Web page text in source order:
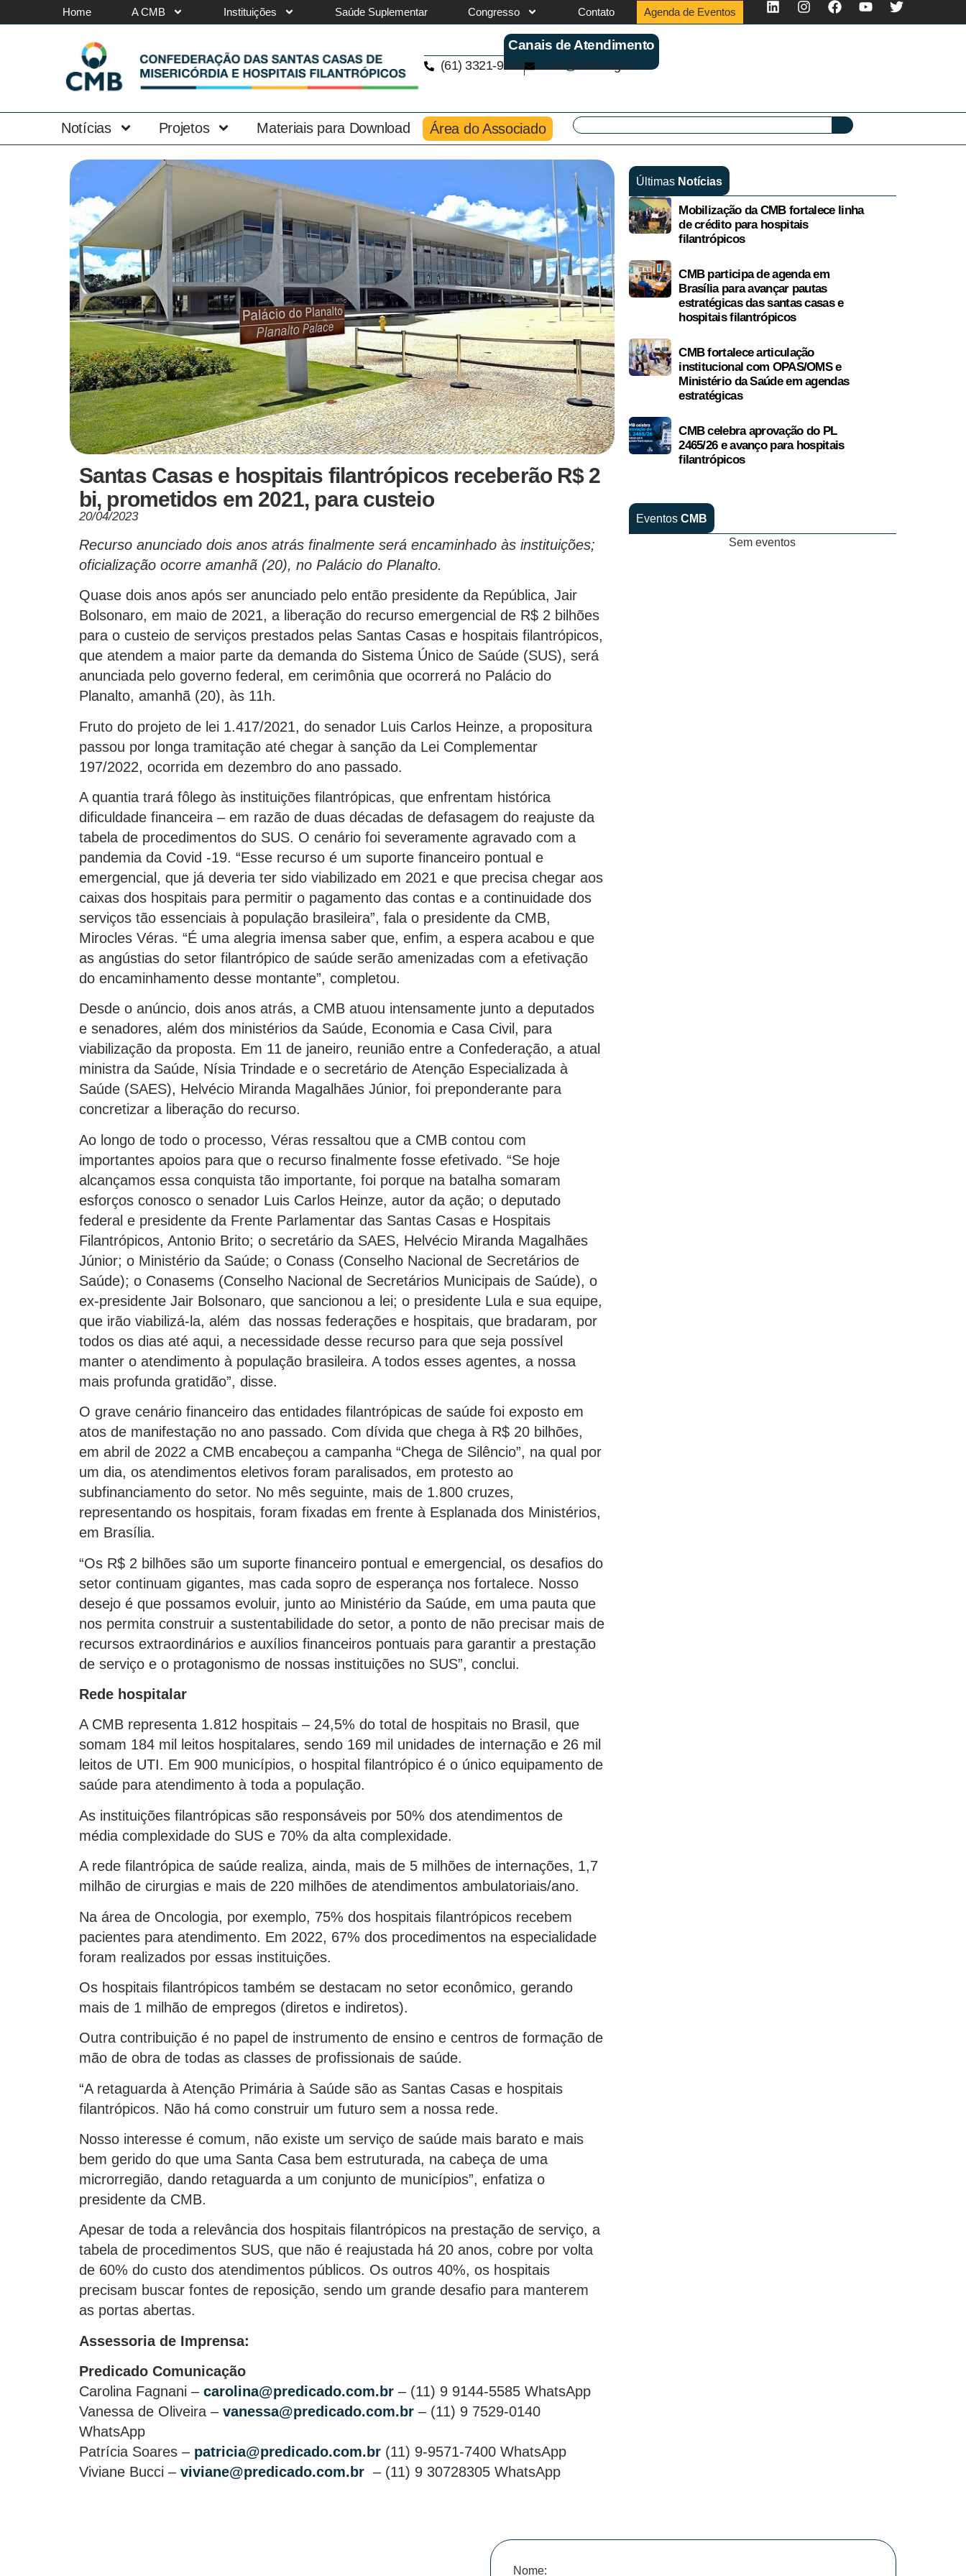
Home A CMB Instituições Saúde Suplementar Congresso Contato Agenda de Eventos
Canais de Atendimento
(61) 3321-9563 cmb@cmb.org.br
Notícias Projetos Materiais para Download Área do Associado
Santas Casas e hospitais filantrópicos receberão R$ 2
bi, prometidos em 2021, para custeio
20/04/2023
Recurso anunciado dois anos atrás finalmente será encaminhado às instituições;
oficialização ocorre amanhã (20), no Palácio do Planalto.
Quase dois anos após ser anunciado pelo então presidente da República, Jair
Bolsonaro, em maio de 2021, a liberação do recurso emergencial de R$ 2 bilhões
para o custeio de serviços prestados pelas Santas Casas e hospitais filantrópicos,
que atendem a maior parte da demanda do Sistema Único de Saúde (SUS), será
anunciada pelo governo federal, em cerimônia que ocorrerá no Palácio do
Planalto, amanhã (20), às 11h.
Fruto do projeto de lei 1.417/2021, do senador Luis Carlos Heinze, a propositura
passou por longa tramitação até chegar à sanção da Lei Complementar
197/2022, ocorrida em dezembro do ano passado.
A quantia trará fôlego às instituições filantrópicas, que enfrentam histórica
dificuldade financeira – em razão de duas décadas de defasagem do reajuste da
tabela de procedimentos do SUS. O cenário foi severamente agravado com a
pandemia da Covid -19. “Esse recurso é um suporte financeiro pontual e
emergencial, que já deveria ter sido viabilizado em 2021 e que precisa chegar aos
caixas dos hospitais para permitir o pagamento das contas e a continuidade dos
serviços tão essenciais à população brasileira”, fala o presidente da CMB,
Mirocles Véras. “É uma alegria imensa saber que, enfim, a espera acabou e que
as angústias do setor filantrópico de saúde serão amenizadas com a efetivação
do encaminhamento desse montante”, completou.
Desde o anúncio, dois anos atrás, a CMB atuou intensamente junto a deputados
e senadores, além dos ministérios da Saúde, Economia e Casa Civil, para
viabilização da proposta. Em 11 de janeiro, reunião entre a Confederação, a atual
ministra da Saúde, Nísia Trindade e o secretário de Atenção Especializada à
Saúde (SAES), Helvécio Miranda Magalhães Júnior, foi preponderante para
concretizar a liberação do recurso.
Ao longo de todo o processo, Véras ressaltou que a CMB contou com
importantes apoios para que o recurso finalmente fosse efetivado. “Se hoje
alcançamos essa conquista tão importante, foi porque na batalha somaram
esforços conosco o senador Luis Carlos Heinze, autor da ação; o deputado
federal e presidente da Frente Parlamentar das Santas Casas e Hospitais
Filantrópicos, Antonio Brito; o secretário da SAES, Helvécio Miranda Magalhães
Júnior; o Ministério da Saúde; o Conass (Conselho Nacional de Secretários de
Saúde); o Conasems (Conselho Nacional de Secretários Municipais de Saúde), o
ex-presidente Jair Bolsonaro, que sancionou a lei; o presidente Lula e sua equipe,
que irão viabilizá-la, além das nossas federações e hospitais, que bradaram, por
todos os dias até aqui, a necessidade desse recurso para que seja possível
manter o atendimento à população brasileira. A todos esses agentes, a nossa
mais profunda gratidão”, disse.
O grave cenário financeiro das entidades filantrópicas de saúde foi exposto em
atos de manifestação no ano passado. Com dívida que chega à R$ 20 bilhões,
em abril de 2022 a CMB encabeçou a campanha “Chega de Silêncio”, na qual por
um dia, os atendimentos eletivos foram paralisados, em protesto ao
subfinanciamento do setor. No mês seguinte, mais de 1.800 cruzes,
representando os hospitais, foram fixadas em frente à Esplanada dos Ministérios,
em Brasília.
“Os R$ 2 bilhões são um suporte financeiro pontual e emergencial, os desafios do
setor continuam gigantes, mas cada sopro de esperança nos fortalece. Nosso
desejo é que possamos evoluir, junto ao Ministério da Saúde, em uma pauta que
nos permita construir a sustentabilidade do setor, a ponto de não precisar mais de
recursos extraordinários e auxílios financeiros pontuais para garantir a prestação
de serviço e o protagonismo de nossas instituições no SUS”, conclui.
Rede hospitalar
A CMB representa 1.812 hospitais – 24,5% do total de hospitais no Brasil, que
somam 184 mil leitos hospitalares, sendo 169 mil unidades de internação e 26 mil
leitos de UTI. Em 900 municípios, o hospital filantrópico é o único equipamento de
saúde para atendimento à toda a população.
As instituições filantrópicas são responsáveis por 50% dos atendimentos de
média complexidade do SUS e 70% da alta complexidade.
A rede filantrópica de saúde realiza, ainda, mais de 5 milhões de internações, 1,7
milhão de cirurgias e mais de 220 milhões de atendimentos ambulatoriais/ano.
Na área de Oncologia, por exemplo, 75% dos hospitais filantrópicos recebem
pacientes para atendimento. Em 2022, 67% dos procedimentos na especialidade
foram realizados por essas instituições.
Os hospitais filantrópicos também se destacam no setor econômico, gerando
mais de 1 milhão de empregos (diretos e indiretos).
Outra contribuição é no papel de instrumento de ensino e centros de formação de
mão de obra de todas as classes de profissionais de saúde.
“A retaguarda à Atenção Primária à Saúde são as Santas Casas e hospitais
filantrópicos. Não há como construir um futuro sem a nossa rede.
Nosso interesse é comum, não existe um serviço de saúde mais barato e mais
bem gerido do que uma Santa Casa bem estruturada, na cabeça de uma
microrregião, dando retaguarda a um conjunto de municípios”, enfatiza o
presidente da CMB.
Apesar de toda a relevância dos hospitais filantrópicos na prestação de serviço, a
tabela de procedimentos SUS, que não é reajustada há 20 anos, cobre por volta
de 60% do custo dos atendimentos públicos. Os outros 40%, os hospitais
precisam buscar fontes de reposição, sendo um grande desafio para manterem
as portas abertas.
Assessoria de Imprensa:
Predicado Comunicação
Carolina Fagnani – carolina@predicado.com.br – (11) 9 9144-5585 WhatsApp
Vanessa de Oliveira – vanessa@predicado.com.br – (11) 9 7529-0140
WhatsApp
Patrícia Soares – patricia@predicado.com.br (11) 9-9571-7400 WhatsApp
Viviane Bucci – viviane@predicado.com.br – (11) 9 30728305 WhatsApp
Últimas Notícias
Mobilização da CMB fortalece linha
de crédito para hospitais
filantrópicos
CMB participa de agenda em
Brasília para avançar pautas
estratégicas das santas casas e
hospitais filantrópicos
CMB fortalece articulação
institucional com OPAS/OMS e
Ministério da Saúde em agendas
estratégicas
CMB celebra aprovação do PL
2465/26 e avanço para hospitais
filantrópicos
Eventos CMB
Sem eventos
Nome: